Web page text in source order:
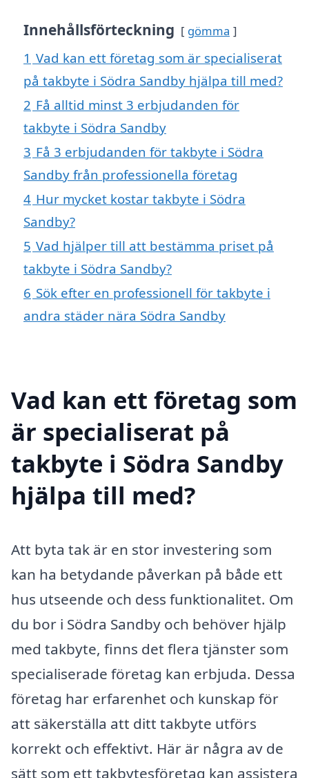
Innehållsförteckning gömma
1 Vad kan ett företag som är specialiserat
på takbyte i Södra Sandby hjälpa till med?
2 Få alltid minst 3 erbjudanden för
takbyte i Södra Sandby
3 Få 3 erbjudanden för takbyte i Södra
Sandby från professionella företag
4 Hur mycket kostar takbyte i Södra
Sandby?
5 Vad hjälper till att bestämma priset på
takbyte i Södra Sandby?
6 Sök efter en professionell för takbyte i
andra städer nära Södra Sandby
Vad kan ett företag som
är specialiserat på
takbyte i Södra Sandby
hjälpa till med?
Att byta tak är en stor investering som
kan ha betydande påverkan på både ett
hus utseende och dess funktionalitet. Om
du bor i Södra Sandby och behöver hjälp
med takbyte, finns det flera tjänster som
specialiserade företag kan erbjuda. Dessa
företag har erfarenhet och kunskap för
att säkerställa att ditt takbyte utförs
korrekt och effektivt. Här är några av de
sätt som ett takbytesföretag kan assistera